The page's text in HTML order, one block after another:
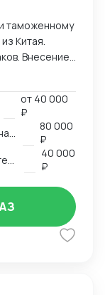
таможенному
Китая.
Внесение
продукции
от 40 000
₽
80 000
₽
40 000
₽